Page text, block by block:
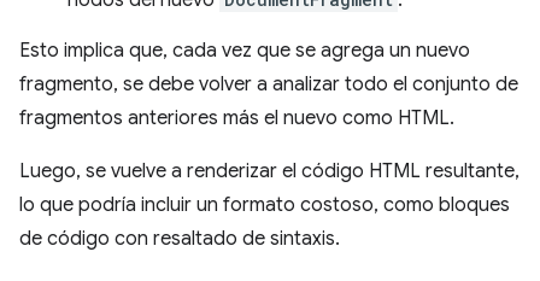
Esto implica que, cada vez que se agrega un nuevo
fragmento, se debe volver a analizar todo el conjunto de
fragmentos anteriores más el nuevo como HTML.
Luego, se vuelve a renderizar el código HTML resultante,
lo que podría incluir un formato costoso, como bloques
de código con resaltado de sintaxis.